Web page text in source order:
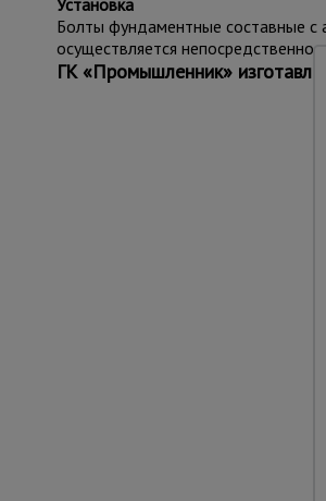
Установка
Болты фундаментные составные с
осуществляется непосредственно
ГК «Промышленник»